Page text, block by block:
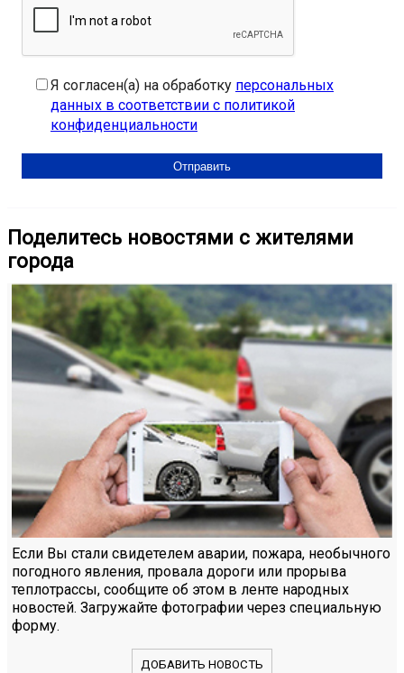
Я согласен(а) на обработку персональных
данных в соответствии с политикой
конфиденциальности
Поделитесь новостями с жителями
города
Если Вы стали свидетелем аварии, пожара, необычного
погодного явления, провала дороги или прорыва
теплотрассы, сообщите об этом в ленте народных
новостей. Загружайте фотографии через специальную
форму.
ДОБАВИТЬ НОВОСТЬ